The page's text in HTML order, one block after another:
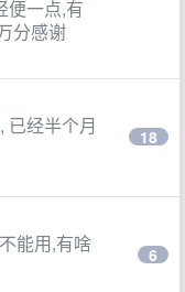
便一点,有
分感谢
已经半个月
18
能用,有啥
6